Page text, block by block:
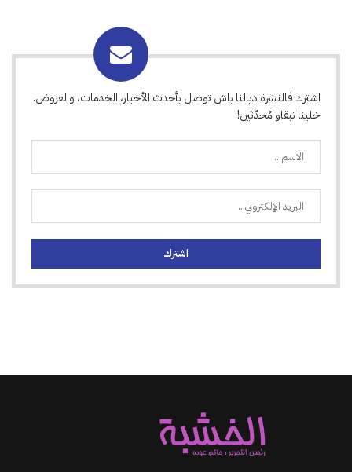
اشترك فالنشرة ديالنا باش توصل بأحدث الأخبار، الخدمات، والعروض.
خلينا نبقاو مُحدّثين!